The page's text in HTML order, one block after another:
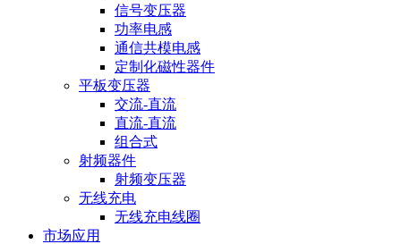
信号变压器
功率电感
通信共模电感
定制化磁性器件
平板变压器
交流-直流
直流-直流
组合式
射频器件
射频变压器
无线充电
无线充电线圈
市场应用